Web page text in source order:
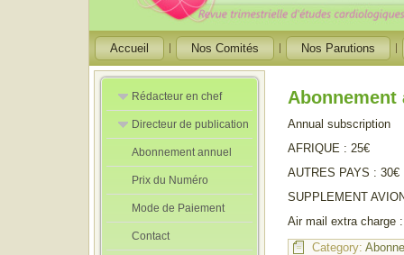
Accueil Nos Comités Nos Parutions
Rédacteur en chef
Rédacteurs en
Chef Adjoint
Directeur de publication
Directeur de
publication
adjoint
Abonnement annuel
Prix du Numéro
Mode de Paiement
Contact
Abonnement
Annual subscription
AFRIQUE : 25€
AUTRES PAYS : 30€
SUPPLEMENT
Air mail extra
Category: